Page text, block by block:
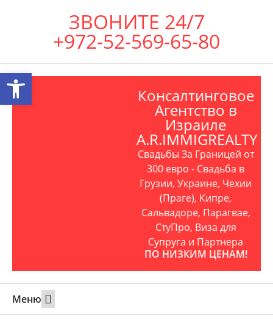
ЗВОНИТЕ 24/7
+972-52-569-65-80
Консалтинговое
Агентство в
Израиле
A.R.IMMIGREALTY
Свадьбы За Границей от
300 евро - Свадьба в
Грузии, Украине, Чехии
(Праге), Кипре,
Сальвадоре, Парагвае,
СтуПро, Виза для
Супруга и Партнера
ПО НИЗКИМ ЦЕНАМ!
Меню
Открыть панель инструментов